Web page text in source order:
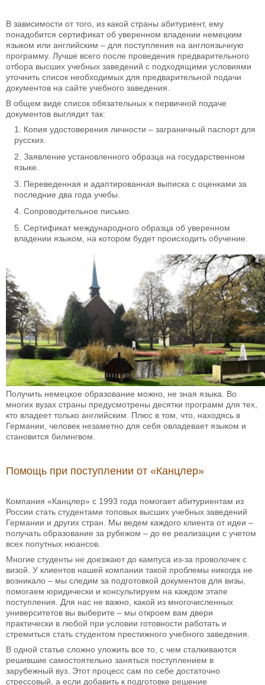
В зависимости от того, из какой страны абитуриент, ему
понадобится сертификат об уверенном владении немецким
языком или английским – для поступления на англоязычную
программу. Лучше всего после проведения предварительного
отбора высших учебных заведений с подходящими условиями
уточнить список необходимых для предварительной подачи
документов на сайте учебного заведения.
В общем виде список обязательных к первичной подаче
документов выглядит так:
Копия удостоверения личности – заграничный паспорт для
русских.
Заявление установленного образца на государственном
языке.
Переведенная и адаптированная выписка с оценками за
последние два года учебы.
Сопроводительное письмо.
Сертификат международного образца об уверенном
владении языком, на котором будет происходить обучение.
Получить немецкое образование можно, не зная языка. Во
многих вузах страны предусмотрены десятки программ для тех,
кто владеет только английским. Плюс в том, что, находясь в
Германии, человек незаметно для себя овладевает языком и
становится билингвом.
Помощь при поступлении от «Канцлер»
Компания «Канцлер» с 1993 года помогает абитуриентам из
России стать студентами топовых высших учебных заведений
Германии и других стран. Мы ведем каждого клиента от идеи –
получать образование за рубежом – до ее реализации с учетом
всех попутных нюансов.
Многие студенты не доезжают до кампуса из-за проволочек с
визой. У клиентов нашей компании такой проблемы никогда не
возникало – мы следим за подготовкой документов для визы,
помогаем юридически и консультируем на каждом этапе
поступления. Для нас не важно, какой из многочисленных
университетов вы выберите – мы откроем вам двери
практически в любой при условии готовности работать и
стремиться стать студентом престижного учебного заведения.
В одной статье сложно уложить все то, с чем сталкиваются
решившие самостоятельно заняться поступлением в
зарубежный вуз. Этот процесс сам по себе достаточно
стрессовый, а если добавить к подготовке решение